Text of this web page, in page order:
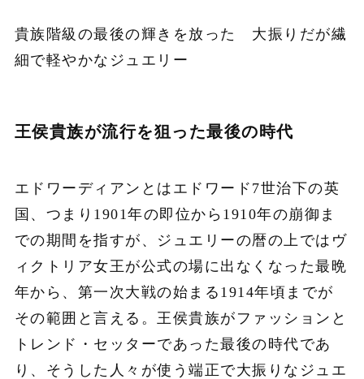
貴族階級の最後の輝きを放った 大振りだが繊
細で軽やかなジュエリー
王侯貴族が流行を狙った最後の時代
エドワーディアンとはエドワード7世治下の英
国、つまり1901年の即位から1910年の崩御ま
での期間を指すが、ジュエリーの暦の上ではヴ
ィクトリア女王が公式の場に出なくなった最晩
年から、第一次大戦の始まる1914年頃までが
その範囲と言える。王侯貴族がファッションと
トレンド・セッターであった最後の時代であ
り、そうした人々が使う端正で大振りなジュエ